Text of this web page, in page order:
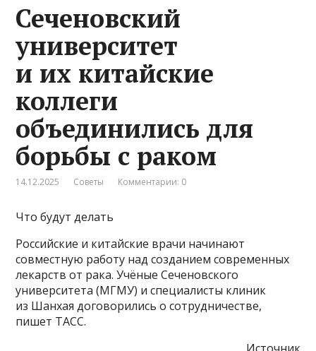
Сеченовский
университет
и их китайские
коллеги
объединились для
борьбы с раком
14.12.2025 Советы Комментарии: 0
Что будут делать
Российские и китайские врачи начинают
совместную работу над созданием современных
лекарств от рака. Учёные Сеченовского
университета (МГМУ) и специалисты клиник
из Шанхая договорились о сотрудничестве,
пишет ТАСС.